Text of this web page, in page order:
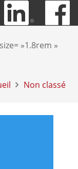
»1.8rem »
Non classé